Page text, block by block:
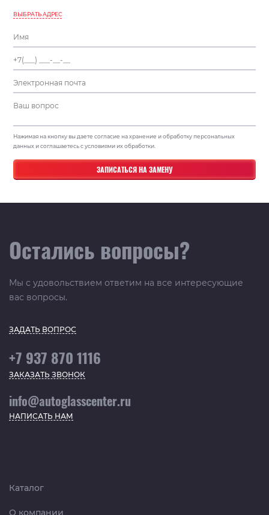
ВЫБРАТЬ АДРЕС
Нажимая на кнопку вы даете согласие на хранение и обработку персональных
данных и соглашаетесь с условиями их обработки.
Остались вопросы?
Мы с удовольствием ответим на все интересующие
вас вопросы.
ЗАДАТЬ ВОПРОС
+7 937 870 1116
ЗАКАЗАТЬ ЗВОНОК
info@autoglasscenter.ru
НАПИСАТЬ НАМ
Каталог
О компании